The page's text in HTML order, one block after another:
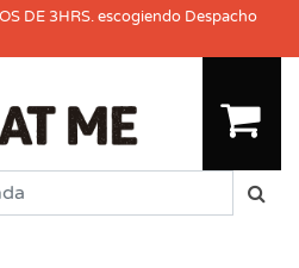
DE 3HRS. escogiendo Despacho